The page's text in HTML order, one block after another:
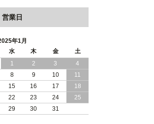
ドボード スリム デザイン 跳
モダンライト コンセント 付
収納 リフトアップ ベッド 横
モダンライト コンセント 付
収納 リフトアップ 縦開き 日
ド
営業日
年1月
水 木 金
土
1
2 3
4
8 9 10
11
15 16 17
18
22 23 24
25
29 30 31